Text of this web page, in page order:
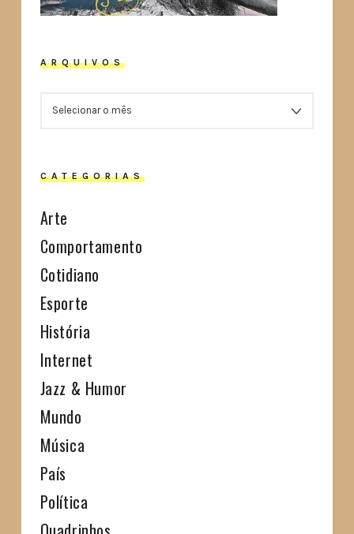
ARQUIVOS
CATEGORIAS
Arte
Comportamento
Cotidiano
Esporte
História
Internet
Jazz & Humor
Mundo
Música
País
Política